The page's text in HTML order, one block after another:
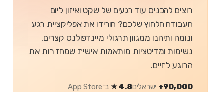
רוצים להכניס עוד רגעים של שקט ואיזון ליום
העבודה הלחוץ שלכם? הורידו את אפליקציית רגע
ונומה ותיהנו ממגוון תרגולי מיינדפולנס קצרים,
נשימות ומדיטציות מותאמות אישית שמחזירות את
הרוגע לחיים.
90,000+ ישראלים4.8★
ב־App Store